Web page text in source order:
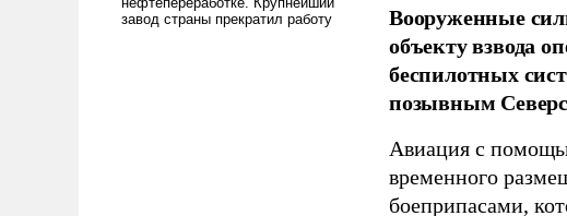
Вооруженные
объекту взвода
беспилотных
позывным
Авиация с
временного
боеприпасами,